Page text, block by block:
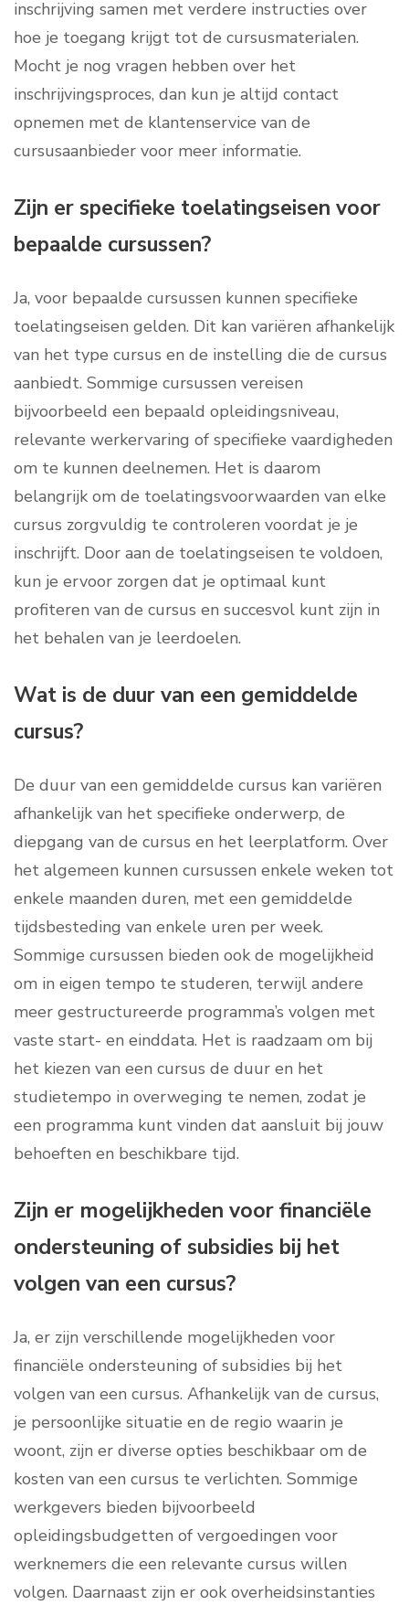
inschrijving samen met verdere instructies over
hoe je toegang krijgt tot de cursusmaterialen.
Mocht je nog vragen hebben over het
inschrijvingsproces, dan kun je altijd contact
opnemen met de klantenservice van de
cursusaanbieder voor meer informatie.
Zijn er specifieke toelatingseisen voor
bepaalde cursussen?
Ja, voor bepaalde cursussen kunnen specifieke
toelatingseisen gelden. Dit kan variëren afhankelijk
van het type cursus en de instelling die de cursus
aanbiedt. Sommige cursussen vereisen
bijvoorbeeld een bepaald opleidingsniveau,
relevante werkervaring of specifieke vaardigheden
om te kunnen deelnemen. Het is daarom
belangrijk om de toelatingsvoorwaarden van elke
cursus zorgvuldig te controleren voordat je je
inschrijft. Door aan de toelatingseisen te voldoen,
kun je ervoor zorgen dat je optimaal kunt
profiteren van de cursus en succesvol kunt zijn in
het behalen van je leerdoelen.
Wat is de duur van een gemiddelde
cursus?
De duur van een gemiddelde cursus kan variëren
afhankelijk van het specifieke onderwerp, de
diepgang van de cursus en het leerplatform. Over
het algemeen kunnen cursussen enkele weken tot
enkele maanden duren, met een gemiddelde
tijdsbesteding van enkele uren per week.
Sommige cursussen bieden ook de mogelijkheid
om in eigen tempo te studeren, terwijl andere
meer gestructureerde programma’s volgen met
vaste start- en einddata. Het is raadzaam om bij
het kiezen van een cursus de duur en het
studietempo in overweging te nemen, zodat je
een programma kunt vinden dat aansluit bij jouw
behoeften en beschikbare tijd.
Zijn er mogelijkheden voor financiële
ondersteuning of subsidies bij het
volgen van een cursus?
Ja, er zijn verschillende mogelijkheden voor
financiële ondersteuning of subsidies bij het
volgen van een cursus. Afhankelijk van de cursus,
je persoonlijke situatie en de regio waarin je
woont, zijn er diverse opties beschikbaar om de
kosten van een cursus te verlichten. Sommige
werkgevers bieden bijvoorbeeld
opleidingsbudgetten of vergoedingen voor
werknemers die een relevante cursus willen
volgen. Daarnaast zijn er ook overheidsinstanties